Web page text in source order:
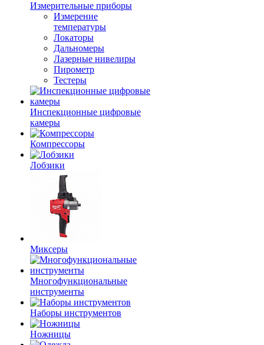
Измерительные приборы
Измерение
температуры
Локаторы
Дальномеры
Лазерные нивелиры
Пирометр
Тестеры
Инспекционные цифровые
камеры
Компрессоры
Лобзики
Миксеры
Многофункциональные
инструменты
Наборы инструментов
Ножницы